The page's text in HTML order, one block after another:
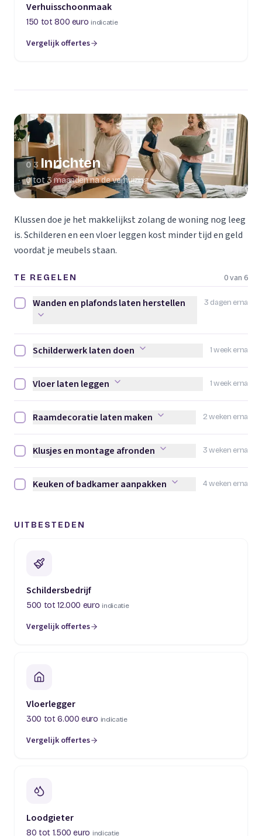
Verhuisschoonmaak
150 tot 800 euro indicatie
Vergelijk offertes
(opent in een nieuw tabblad)
03 Inrichten
0 tot 3 maanden na de verhuizing
Klussen doe je het makkelijkst zolang de woning nog leeg
is. Schilderen en een vloer leggen kost minder tijd en geld
voordat je meubels staan.
TE REGELEN 0 van 6
3 dagen erna
Wanden en plafonds laten herstellen afvinken
Wanden en plafonds laten herstellen
1 week erna
Schilderwerk laten doen afvinken
Schilderwerk laten doen
1 week erna
Vloer laten leggen afvinken
Vloer laten leggen
2 weken erna
Raamdecoratie laten maken afvinken
Raamdecoratie laten maken
3 weken erna
Klusjes en montage afronden afvinken
Klusjes en montage afronden
4 weken erna
Keuken of badkamer aanpakken afvinken
Keuken of badkamer aanpakken
UITBESTEDEN
Schildersbedrijf
500 tot 12.000 euro indicatie
Vergelijk offertes
(opent in een nieuw tabblad)
Vloerlegger
300 tot 6.000 euro indicatie
Vergelijk offertes
(opent in een nieuw tabblad)
Loodgieter
80 tot 1.500 euro indicatie